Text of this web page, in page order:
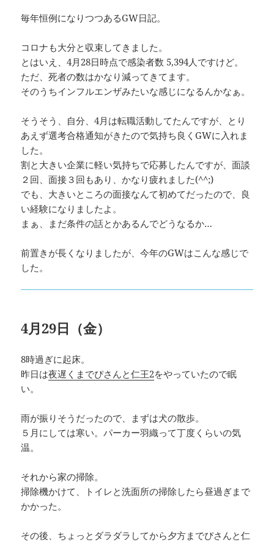
毎年恒例になりつつあるGW日記。
コロナも大分と収束してきました。
とはいえ、4月28日時点で感染者数 5,394人ですけど。
ただ、死者の数はかなり減ってきてます。
そのうちインフルエンザみたいな感じになるんかなぁ。
そうそう、自分、4月は転職活動してたんですが、とり
あえず選考合格通知がきたので気持ち良くGWに入れま
した。
割と大きい企業に軽い気持ちで応募したんですが、面談
２回、面接３回もあり、かなり疲れました(^^;)
でも、大きいところの面接なんて初めてだったので、良
い経験になりましたよ。
まぁ、まだ条件の話とかあるんでどうなるか…
前置きが長くなりましたが、今年のGWはこんな感じで
した。
4月29日（金）
8時過ぎに起床。
昨日は夜遅くまでぴさんと仁王2をやっていたので眠
い。
雨が振りそうだったので、まずは犬の散歩。
５月にしては寒い。パーカー羽織って丁度くらいの気
温。
それから家の掃除。
掃除機かけて、トイレと洗面所の掃除したら昼過ぎまで
かかった。
その後、ちょっとダラダラしてから夕方までぴさんと仁